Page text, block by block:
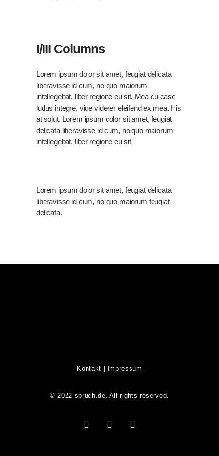
I/III Columns
Lorem ipsum dolor sit amet, feugiat delicata
liberavisse id cum, no quo maiorum
intellegebat, liber regione eu sit. Mea cu case
ludus integre, vide viderer eleifend ex mea. His
at solut. Lorem ipsum dolor sit amet, feugiat
delicata liberavisse id cum, no quo maiorum
intellegebat, liber regione eu sit
Lorem ipsum dolor sit amet, feugiat delicata
liberavisse id cum, no quo maiorum feugiat
delicata.
Kontakt Impressum
© 2022 spruch.de. All rights reserved.